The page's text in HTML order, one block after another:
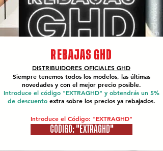
REBAJAS GHD
DISTRIBUIDORES OFICIALES GHD
Siempre tenemos todos los modelos, las últimas
novedades y con el mejor precio posible.
Introduce el código "EXTRAGHD" y obtendrás un 5%
de descuento extra sobre los precios ya rebajados.
Introduce el Código: "EXTRAGHD"
CÓDIGO: "EXTRAGHD"